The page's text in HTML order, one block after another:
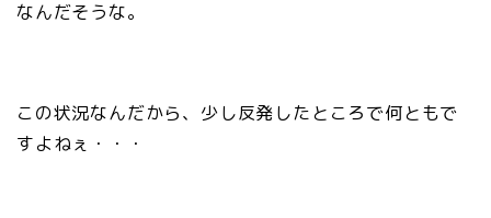
なんだそうな。
この状況なんだから、少し反発したところで何ともで
すよねぇ・・・